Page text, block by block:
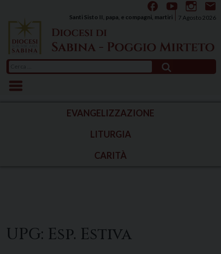
content
7 Agosto 2026
Santi Sisto II, papa, e compagni, martiri
per:
EVANGELIZZAZIONE
LITURGIA
CARITÀ
UPG: Esp. Estiva